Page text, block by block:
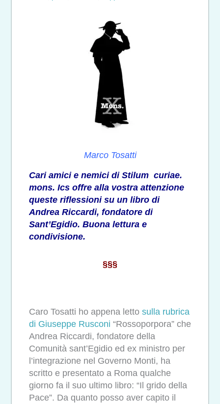
Marco Tosatti
Cari amici e nemici di Stilum curiae.
mons. Ics offre alla vostra attenzione
queste riflessioni su un libro di
Andrea Riccardi, fondatore di
Sant’Egidio. Buona lettura e
condivisione.
§§§
Caro Tosatti ho appena letto sulla rubrica
di Giuseppe Rusconi “Rossoporpora” che
Andrea Riccardi, fondatore della
Comunità sant’Egidio ed ex ministro per
l’integrazione nel Governo Monti, ha
scritto e presentato a Roma qualche
giorno fa il suo ultimo libro: “Il grido della
Pace”. Da quanto posso aver capito il